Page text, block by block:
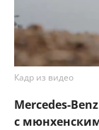
Кадр из видео
Mercedes-
с